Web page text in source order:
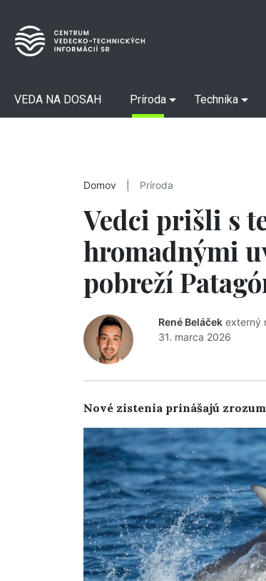
VEDA NA DOSAH Príroda Technika
Domov Príroda
Vedci prišli s
hromadnými
pobreží
René Beláček externý
31. marca 2026
Nové zistenia prinášajú